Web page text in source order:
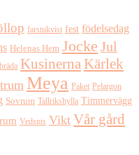
farstukvist fest födelsedag
Helenas Hem Jocke Jul
KusinernaKärlek
Meya Paket Pelargon
Sovrum Tallrikshylla Timmervägg
Vedspis Vikt Vår gård